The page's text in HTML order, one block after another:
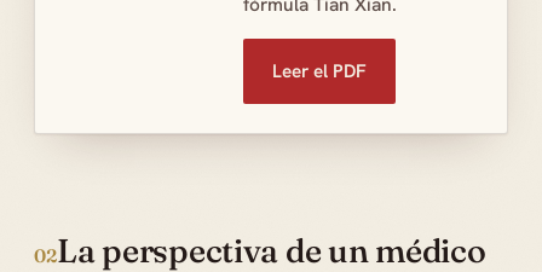
Leer el PDF
02La perspectiva de un médico